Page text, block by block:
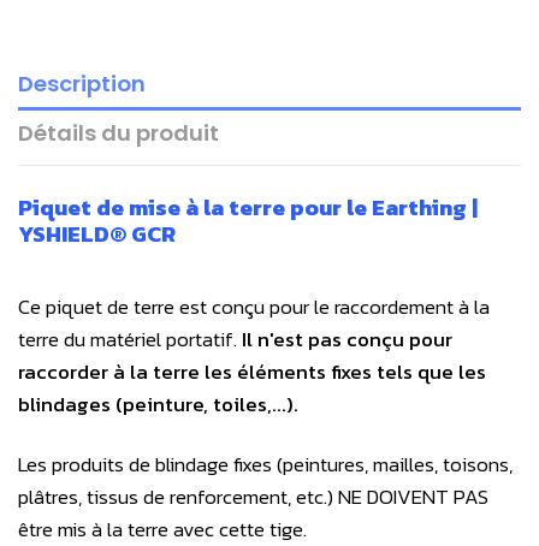
Description
Détails du produit
Piquet de mise à la terre pour le Earthing |
YSHIELD® GCR
Ce piquet de terre est conçu pour le raccordement à la
terre du matériel portatif.Il n'est pas conçu pour
raccorder à la terre les éléments fixes tels que les
blindages (peinture, toiles,...).
Les produits de blindage fixes (peintures, mailles, toisons,
plâtres, tissus de renforcement, etc.) NE DOIVENT PAS
être mis à la terre avec cette tige.